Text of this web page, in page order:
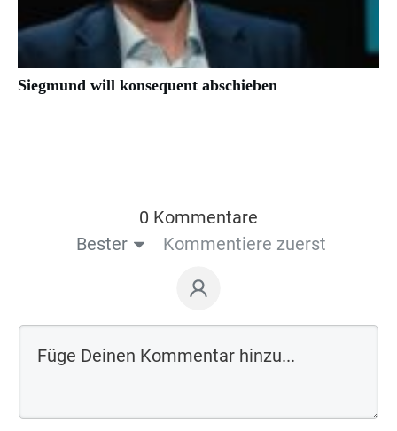
Siegmund will konsequent abschieben
0 Kommentare
Bester
Kommentiere zuerst